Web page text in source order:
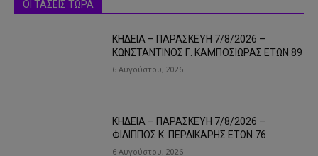
ΟΙ ΤΑΣΕΙΣ ΤΩΡΑ
ΚΗΔΕΙΑ – ΠΑΡΑΣΚΕΥΗ 7/8/2026 –
ΚΩΝΣΤΑΝΤΙΝΟΣ Γ. ΚΑΜΠΟΣΙΩΡΑΣ ΕΤΩΝ 89
6 Αυγούστου, 2026
ΚΗΔΕΙΑ – ΠΑΡΑΣΚΕΥΗ 7/8/2026 –
ΦΙΛΙΠΠΟΣ Κ. ΠΕΡΔΙΚΑΡΗΣ ΕΤΩΝ 76
6 Αυγούστου, 2026